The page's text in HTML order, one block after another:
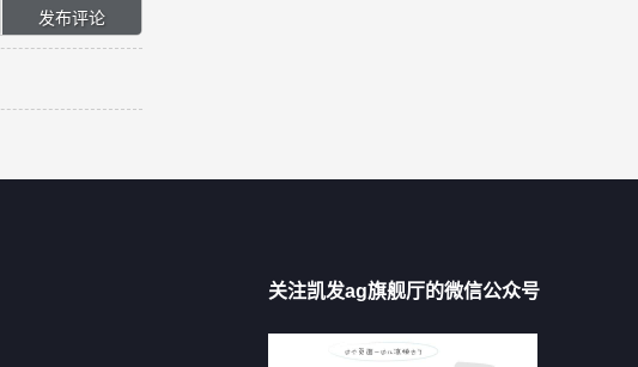
关注凯发ag旗舰厅的微信公众号